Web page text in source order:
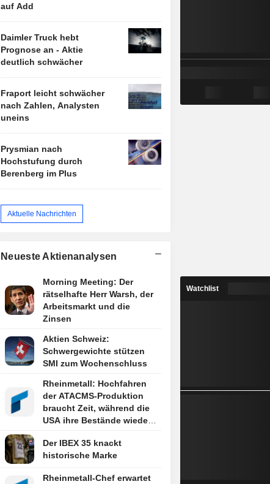
auf Add
Daimler Truck hebt
Prognose an - Aktie
deutlich schwächer
Fraport leicht schwächer
nach Zahlen, Analysten
uneins
Prysmian nach
Hochstufung durch
Berenberg im Plus
Aktuelle Nachrichten
Neueste Aktienanalysen
Morning Meeting: Der
rätselhafte Herr Warsh, der
Arbeitsmarkt und die
Zinsen
Aktien Schweiz:
Schwergewichte stützen
SMI zum Wochenschluss
Rheinmetall: Hochfahren
der ATACMS-Produktion
braucht Zeit, während die
USA ihre Bestände wieder
Der IBEX 35 knackt
historische Marke
Rheinmetall-Chef erwartet
Watchlist